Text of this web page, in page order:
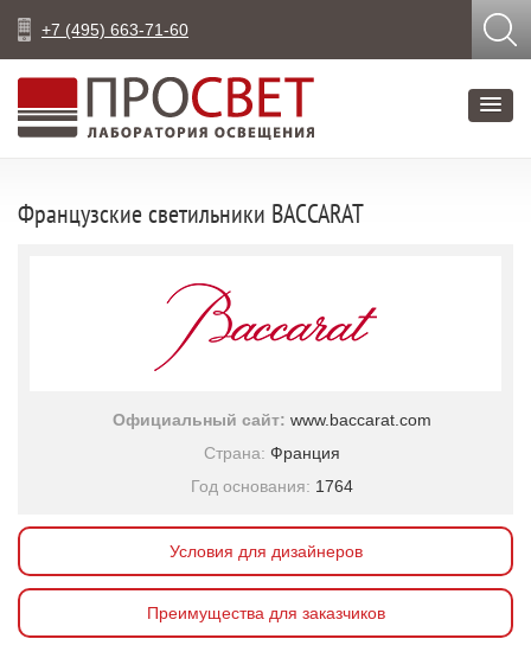
+7 (495) 663-71-60
Французские светильники BACCARAT
Официальный сайт: www.baccarat.com
Страна: Франция
Год основания: 1764
Условия для дизайнеров
Преимущества для заказчиков